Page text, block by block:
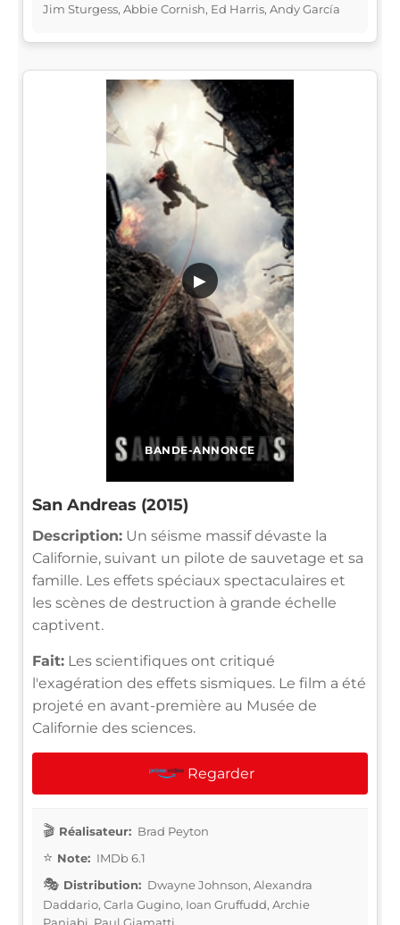
Jim Sturgess, Abbie Cornish, Ed Harris, Andy García
BANDE-ANNONCE
▶
San Andreas (2015)
Description: Un séisme massif dévaste la
Californie, suivant un pilote de sauvetage et sa
famille. Les effets spéciaux spectaculaires et
les scènes de destruction à grande échelle
captivent.
Fait: Les scientifiques ont critiqué
l'exagération des effets sismiques. Le film a été
projeté en avant-première au Musée de
Californie des sciences.
Regarder
Réalisateur: Brad Peyton
Note: IMDb 6.1
Distribution: Dwayne Johnson, Alexandra
Daddario, Carla Gugino, Ioan Gruffudd, Archie
Panjabi, Paul Giamatti